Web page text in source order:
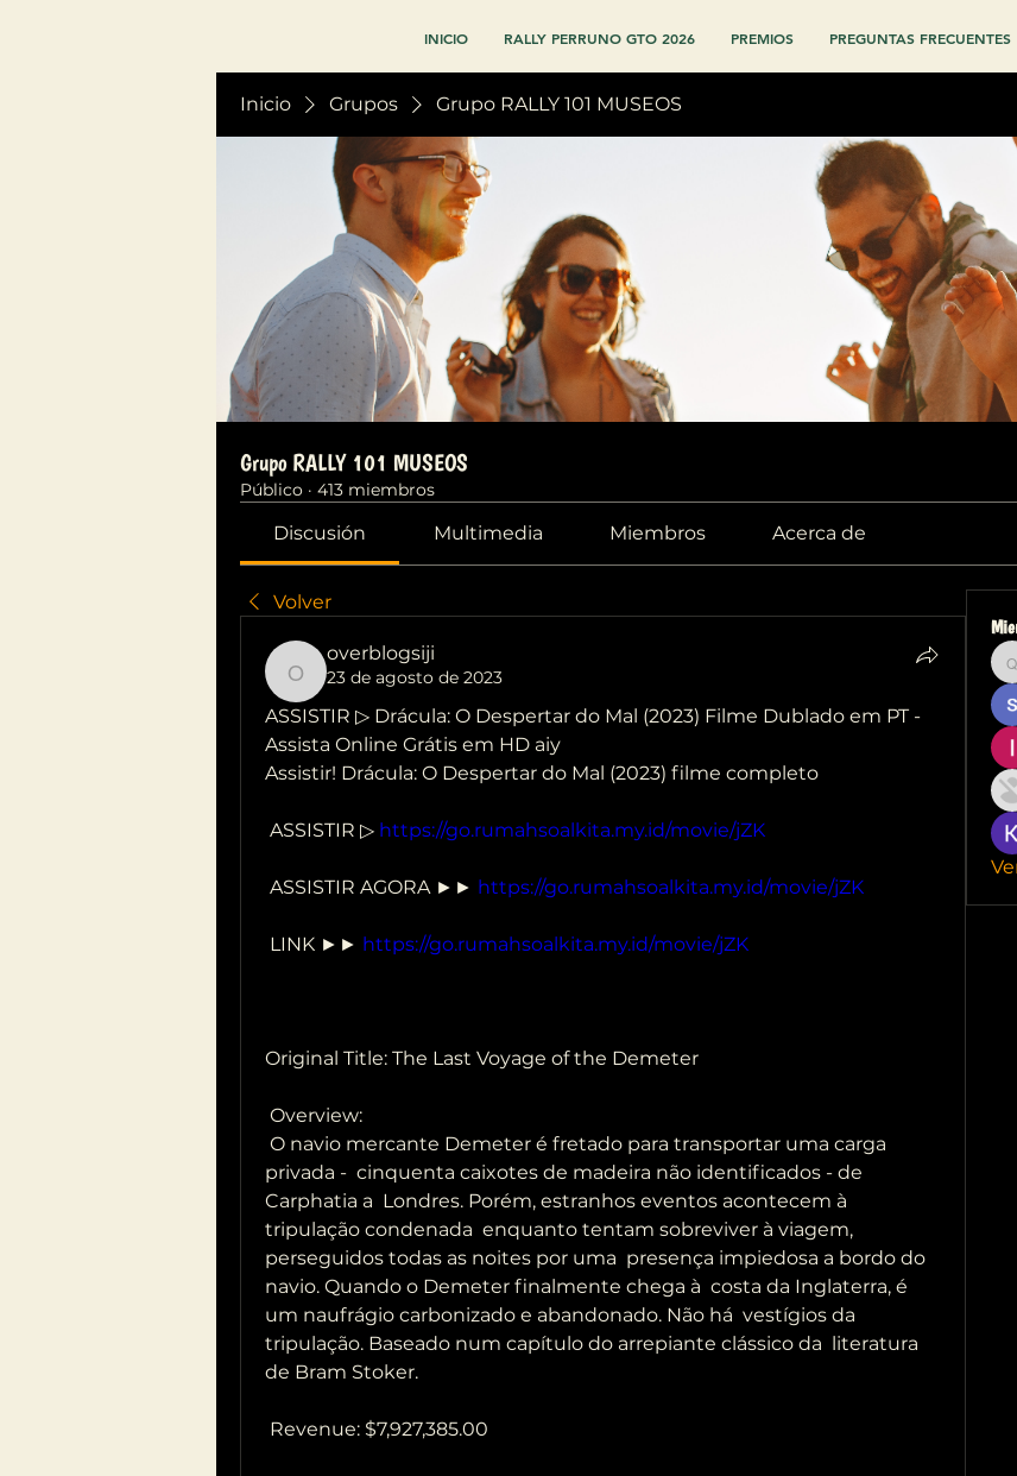
INICIO RALLY PERRUNO GTO 2026 PREMIOS PREGUNTAS FRECUENTES
Inicio Grupos Grupo RALLY 101 MUSEOS
Grupo RALLY 101 MUSEOS
Público · 413 miembros
Discusión Multimedia Miembros Acerca de
Volver
overblogsiji
overblogsiji
23 de agosto de 2023
ASSISTIR ▷ Drácula: O Despertar do Mal (2023) Filme Dublado em PT -
Assista Online Grátis em HD aiy
Assistir! Drácula: O Despertar do Mal (2023) filme completo
ASSISTIR ▷ https://go.rumahsoalkita.my.id/movie/jZK
ASSISTIR AGORA ►► https://go.rumahsoalkita.my.id/movie/jZK
LINK ►► https://go.rumahsoalkita.my.id/movie/jZK
Original Title: The Last Voyage of the Demeter
Overview:
privada -  cinquenta caixotes de madeira não identificados - de
Carphatia a  Londres. Porém, estranhos eventos acontecem à
tripulação condenada  enquanto tentam sobreviver à viagem,
perseguidos todas as noites por uma  presença impiedosa a bordo do
navio. Quando o Demeter finalmente chega à  costa da Inglaterra, é
um naufrágio carbonizado e abandonado. Não há  vestígios da
tripulação. Baseado num capítulo do arrepiante clássico da  literatura
de Bram Stoker.
Revenue: $7,927,385.00